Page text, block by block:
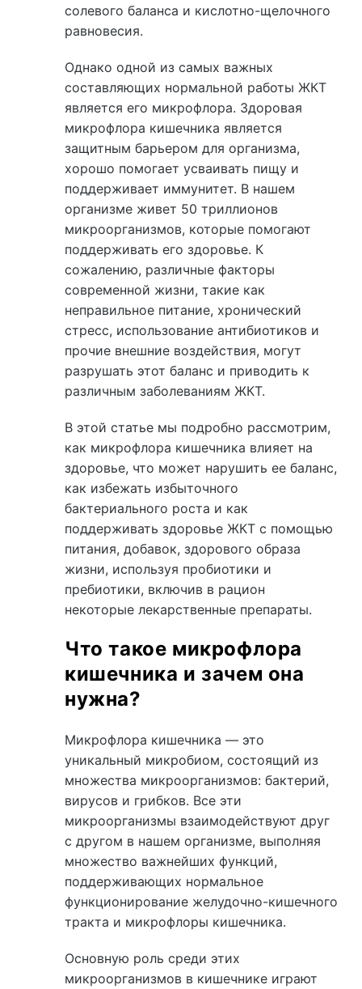
солевого баланса и кислотно-щелочного
равновесия.
Однако одной из самых важных
составляющих нормальной работы ЖКТ
является его микрофлора. Здоровая
микрофлора кишечника является
защитным барьером для организма,
хорошо помогает усваивать пищу и
поддерживает иммунитет. В нашем
организме живет 50 триллионов
микроорганизмов, которые помогают
поддерживать его здоровье. К
сожалению, различные факторы
современной жизни, такие как
неправильное питание, хронический
стресс, использование антибиотиков и
прочие внешние воздействия, могут
разрушать этот баланс и приводить к
различным заболеваниям ЖКТ.
В этой статье мы подробно рассмотрим,
как микрофлора кишечника влияет на
здоровье, что может нарушить ее баланс,
как избежать избыточного
бактериального роста и как
поддерживать здоровье ЖКТ с помощью
питания, добавок, здорового образа
жизни, используя пробиотики и
пребиотики, включив в рацион
некоторые лекарственные препараты.
Что такое микрофлора
кишечника и зачем она
нужна?
Микрофлора кишечника — это
уникальный микробиом, состоящий из
множества микроорганизмов: бактерий,
вирусов и грибков. Все эти
микроорганизмы взаимодействуют друг
с другом в нашем организме, выполняя
множество важнейших функций,
поддерживающих нормальное
функционирование желудочно-кишечного
тракта и микрофлоры кишечника.
Основную роль среди этих
микроорганизмов в кишечнике играют